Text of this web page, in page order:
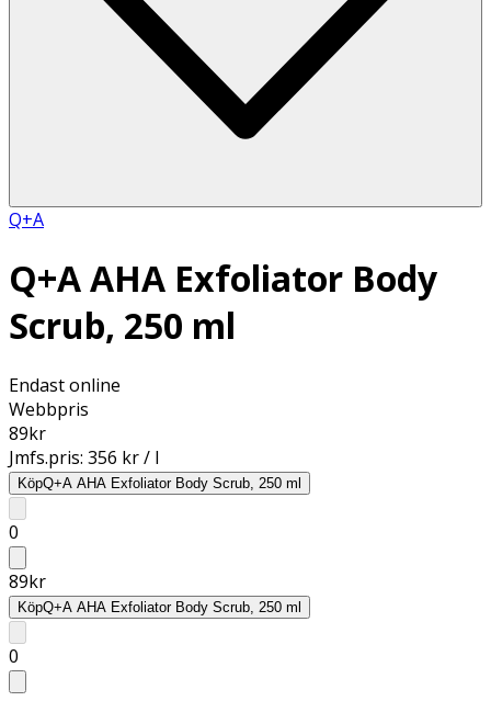
Q+A
Q+A AHA Exfoliator Body
Scrub, 250 ml
Endast online
Webbpris
89kr
Jmfs.pris: 356 kr / l
KöpQ+A AHA Exfoliator Body Scrub, 250 ml
0
89kr
KöpQ+A AHA Exfoliator Body Scrub, 250 ml
0